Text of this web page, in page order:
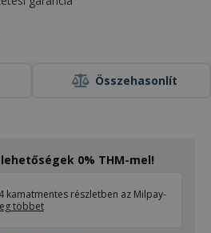
Összehasonlít
0% THM-mel!
kamatmentes részletben az Milpay-
többet